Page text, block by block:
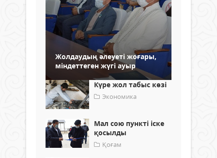
Жолдаудың әлеуеті жоғары,
міндеттеген жүгі ауыр
Күре жол табыс көзі
Экономика
Мал сою пункті іске
қосылды
Қоғам